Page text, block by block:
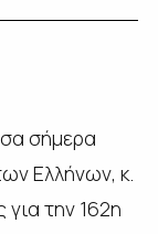
σήμερα
Ελλήνων, κ.
για την 162η